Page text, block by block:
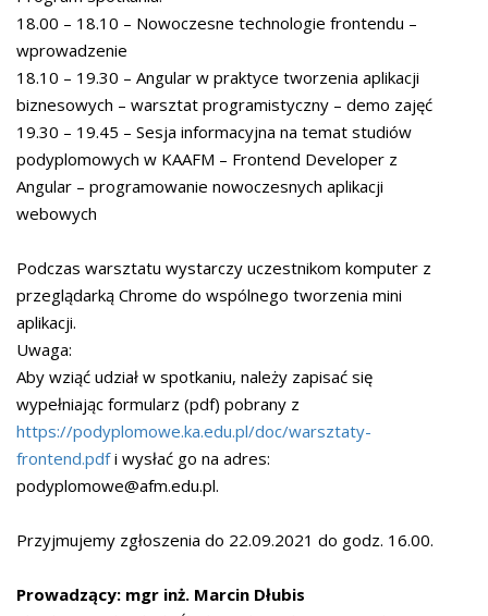
18.00 – 18.10 – Nowoczesne technologie frontendu –
wprowadzenie
18.10 – 19.30 – Angular w praktyce tworzenia aplikacji
biznesowych – warsztat programistyczny – demo zajęć
19.30 – 19.45 – Sesja informacyjna na temat studiów
podyplomowych w KAAFM – Frontend Developer z
Angular – programowanie nowoczesnych aplikacji
webowych
Podczas warsztatu wystarczy uczestnikom komputer z
przeglądarką Chrome do wspólnego tworzenia mini
aplikacji.
Uwaga:
Aby wziąć udział w spotkaniu, należy zapisać się
wypełniając formularz (pdf) pobrany z
https://podyplomowe.ka.edu.pl/doc/warsztaty-
frontend.pdfi wysłać go na adres:
podyplomowe@afm.edu.pl.
Przyjmujemy zgłoszenia do 22.09.2021 do godz. 16.00.
Prowadzący: mgr inż. Marcin Dłubis